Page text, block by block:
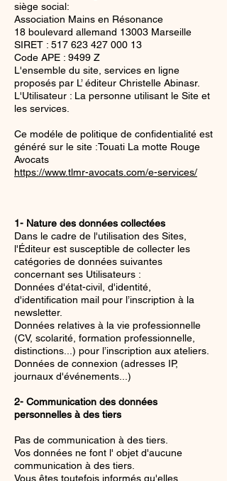
siège social:
Association Mains en Résonance
18 boulevard allemand 13003 Marseille
SIRET : 517 623 427 000 13
Code APE : 9499 Z
L'ensemble du site, services en ligne
proposés par L’ éditeur Christelle Abinasr.
L'Utilisateur : La personne utilisant le Site et
les services.
Ce modéle de politique de confidentialité est
généré sur le site :Touati La motte Rouge
Avocats
https://www.tlmr-avocats.com/e-services/
1- Nature des données collectées
Dans le cadre de l'utilisation des Sites,
l'Éditeur est susceptible de collecter les
catégories de données suivantes
concernant ses Utilisateurs :
Données d'état-civil, d'identité,
d'identification mail pour l’inscription à la
newsletter.
Données relatives à la vie professionnelle
(CV, scolarité, formation professionnelle,
distinctions...) pour l’inscription aux ateliers.
Données de connexion (adresses IP,
journaux d'événements...)
2- Communication des données
personnelles à des tiers
Pas de communication à des tiers.
Vos données ne font l' objet d'aucune
communication à des tiers.
Vous êtes toutefois informés qu'elles